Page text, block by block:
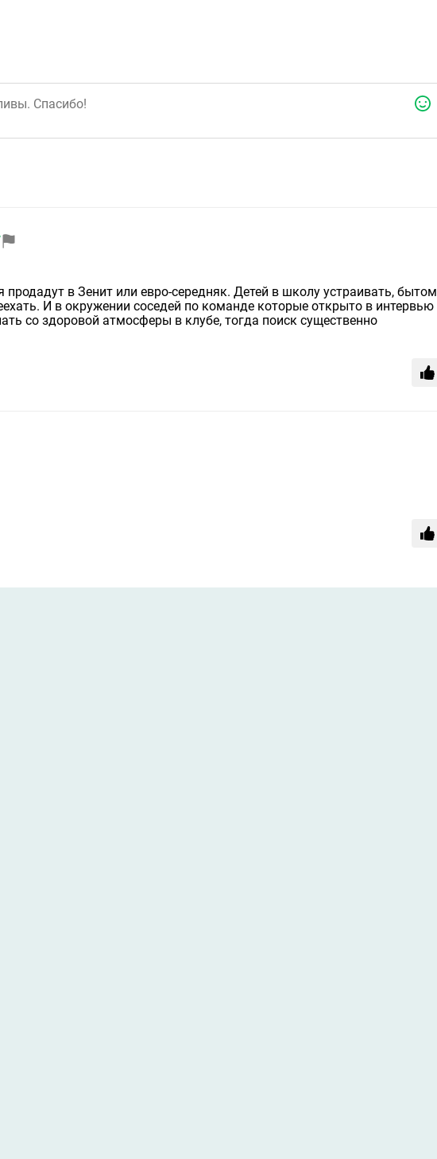
в Зенит или евро-середняк. Детей в школу устраивать, бытом
И в окружении соседей по команде которые открыто в интервью
со здоровой атмосферы в клубе, тогда поиск существенно